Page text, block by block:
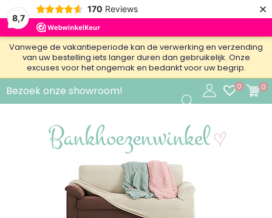
8,7
170 Reviews ×
Vanwege de vakantieperiode kan de verwerking en verzending
van uw bestelling iets langer duren dan gebruikelijk. Onze
excuses voor het ongemak en bedankt voor uw begrip.
Bezoek onze showroom! 0 0